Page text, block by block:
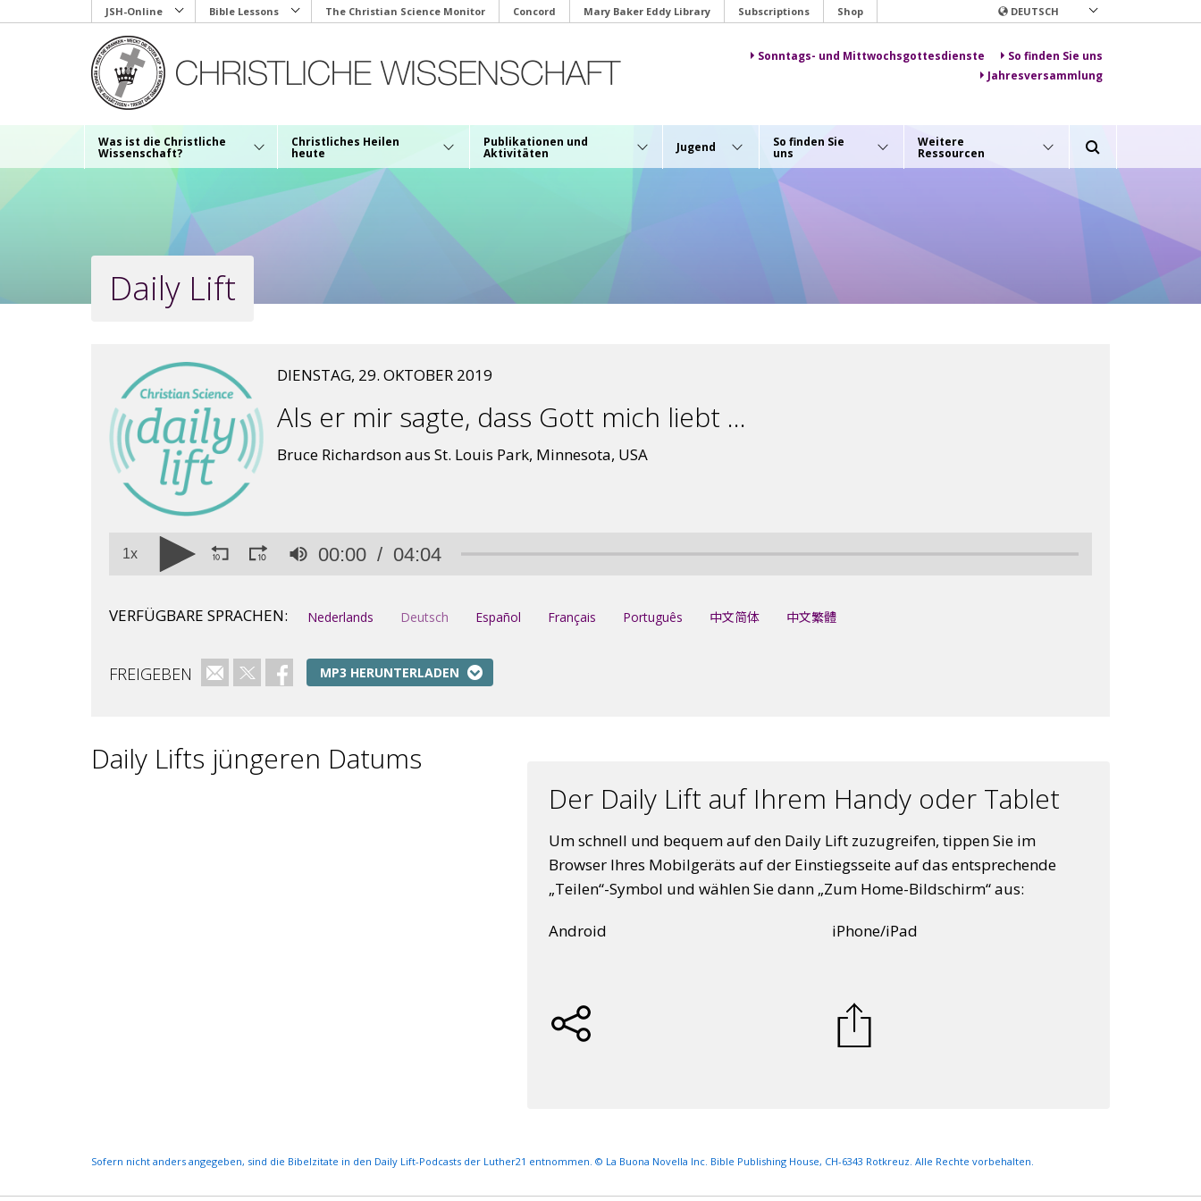
to
JSH-Online Bible Lessons The Christian Science Monitor Concord Mary Baker Eddy Library Subscriptions Shop DEUTSCH
Sonntags- und Mittwochsgottesdienste
So finden Sie uns
Jahresversammlung
Was ist die Christliche
Wissenschaft?
Christliches Heilen
heute
Publikationen und
Aktivitäten Jugend So finden Sie
uns
Weitere
Ressourcen
Daily Lift
DIENSTAG, 29. OKTOBER 2019
Als er mir sagte, dass Gott mich liebt ...
Bruce Richardson aus St. Louis Park, Minnesota, USA
90%
1x 00:00 04:04
VERFÜGBARE SPRACHEN: Nederlands Deutsch Español Français Português 中文简体 中文繁體
FREIGEBEN E-MailTwitterFacebookMP3 HERUNTERLADEN
Daily Lifts jüngeren Datums
Der Daily Lift auf Ihrem Handy oder Tablet
Um schnell und bequem auf den Daily Lift zuzugreifen, tippen Sie im
Browser Ihres Mobilgeräts auf der Einstiegsseite auf das entsprechende
„Teilen“-Symbol und wählen Sie dann „Zum Home-Bildschirm“ aus:
Android iPhone/iPad
Sofern nicht anders angegeben, sind die Bibelzitate in den Daily Lift-Podcasts der Luther21 entnommen. © La Buona Novella Inc. Bible Publishing House, CH-6343 Rotkreuz. Alle Rechte vorbehalten.